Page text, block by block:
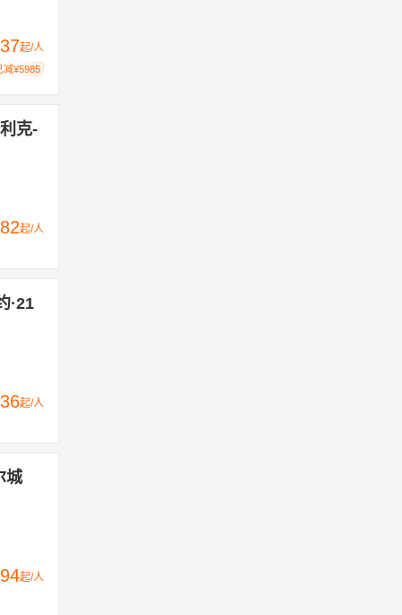
起/人
减¥5985
克-
起/人
·21
起/人
城
起/人